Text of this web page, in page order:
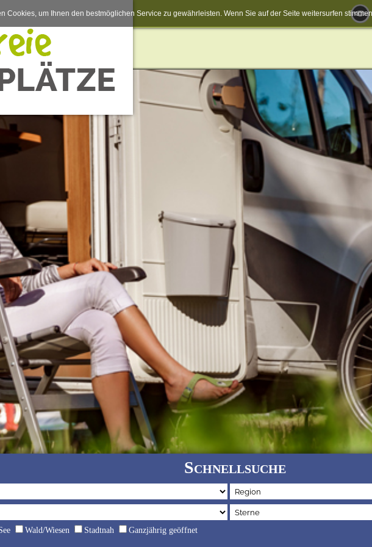
Schnellsuche
Wald/Wiesen Stadtnah
Ganzjährig geöffnet
Cookies, um Ihnen den bestmöglichen Service zu gewährleisten. Wenn Sie auf der Seite weitersurfen